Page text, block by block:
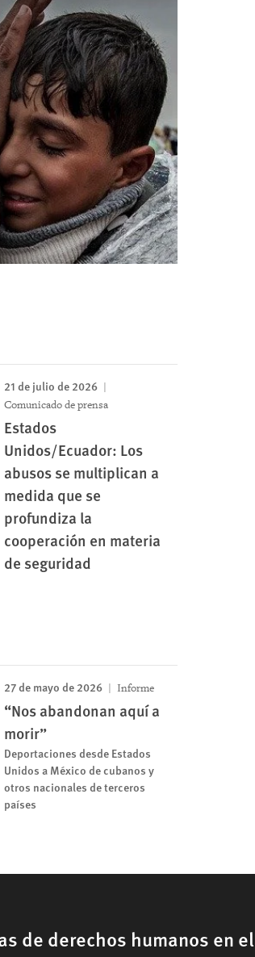
21 de julio de 2026
Comunicado de prensa
Estados
Unidos/Ecuador: Los
abusos se multiplican a
medida que se
profundiza la
cooperación en materia
de seguridad
27 de mayo de 2026 Informe
“Nos abandonan aquí a
morir”
Deportaciones desde Estados
Unidos a México de cubanos y
otros nacionales de terceros
países
de derechos humanos en el